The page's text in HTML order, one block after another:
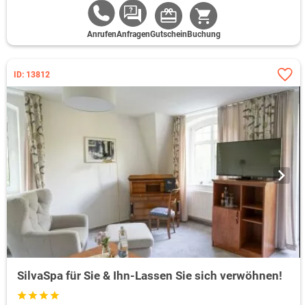
AnrufenAnfragenGutschein Buchung
ID: 13812
SilvaSpa für Sie & Ihn-Lassen Sie sich verwöhnen!